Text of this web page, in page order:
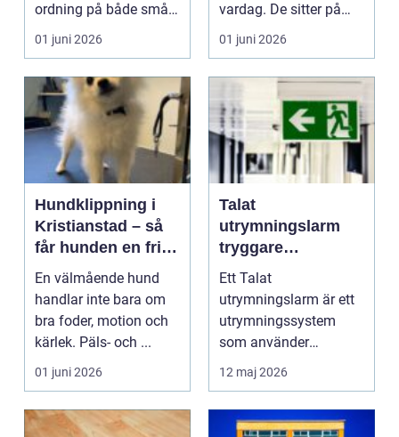
ordning på både små
och stora mäng...
01 juni 2026
vardag. De sitter på
produktförpackn...
01 juni 2026
Hundklippning i
Kristianstad – så
får hunden en frisk
och lättskött päls
En välmående hund
handlar inte bara om
bra foder, motion och
kärlek. Päls- och ...
01 juni 2026
Talat
utrymningslarm
tryggare
utrymning med
tydliga
röstmeddelanden
Ett Talat
utrymningslarm är ett
utrymningssystem
som använder
förinspelade eller
direkta röstmeddela...
12 maj 2026